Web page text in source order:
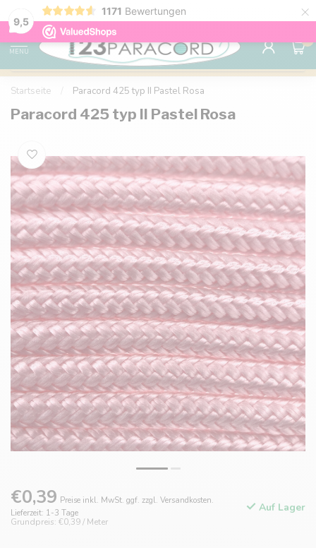
9,5
1171 Bewertungen ×
Kostenlose Lieferung nach Hause ab 150 €
MENU
0
Startseite Paracord 425 typ II Pastel Rosa
Paracord 425 typ II Pastel Rosa
€0,39 Preise inkl. MwSt. ggf. zzgl. Versandkosten.
Lieferzeit: 1-3 Tage
Grundpreis: €0,39 / Meter
Auf Lager